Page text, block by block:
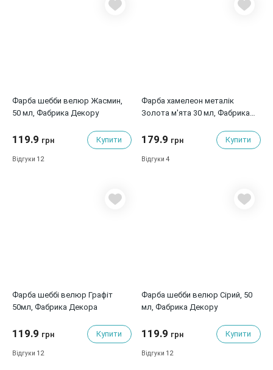
Фарба шебби велюр Жасмин,
50 мл, Фабрика Декору
119.9 грн Купити
Відгуки 12
Фарба хамелеон металік
Золота м'ята 30 мл, Фабрика
179.9 грн Купити
Відгуки4
Фарба шеббі велюр Графіт
50мл, Фабрика Декора
119.9 грн Купити
Відгуки 12
Фарба шебби велюр Сірий, 50
мл, Фабрика Декору
119.9 грн Купити
Відгуки 12